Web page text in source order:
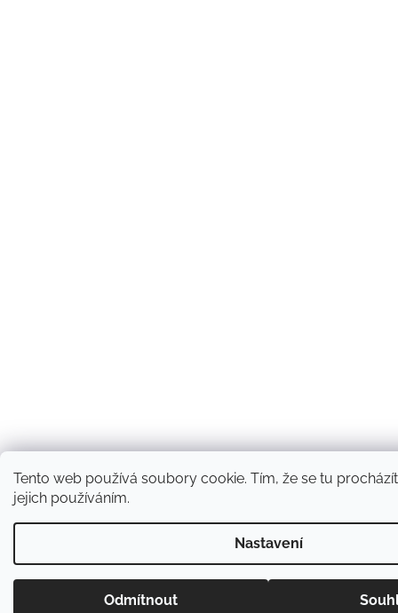
Tento web používá soubory cookie. Tím, že se tu
jejich používáním.
Nastavení
Odmítnout